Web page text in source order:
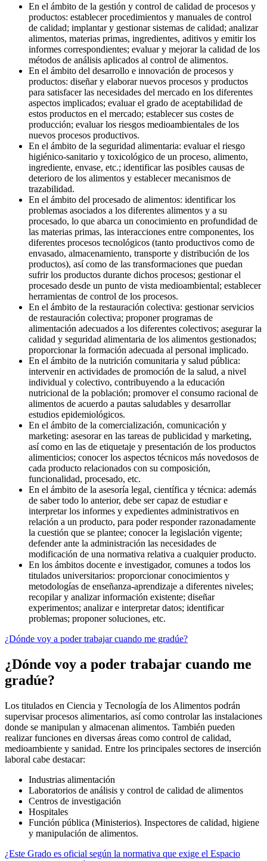
En el ámbito de la gestión y control de calidad de procesos y
productos: establecer procedimientos y manuales de control
de calidad; implantar y gestionar sistemas de calidad; analizar
alimentos, materias primas, ingredientes, aditivos y emitir los
informes correspondientes; evaluar y mejorar la calidad de los
métodos de análisis aplicados al control de alimentos.
En el ámbito del desarrollo e innovación de procesos y
productos: diseñar y elaborar nuevos procesos y productos
para satisfacer las necesidades del mercado en los diferentes
aspectos implicados; evaluar el grado de aceptabilidad de
estos productos en el mercado; establecer sus costes de
producción; evaluar los riesgos medioambientales de los
nuevos procesos productivos.
En el ámbito de la seguridad alimentaria: evaluar el riesgo
higiénico-sanitario y toxicológico de un proceso, alimento,
ingrediente, envase, etc.; identificar las posibles causas de
deterioro de los alimentos y establecer mecanismos de
trazabilidad.
En el ámbito del procesado de alimentos: identificar los
problemas asociados a los diferentes alimentos y a su
procesado, lo que abarca un conocimiento en profundidad de
las materias primas, las interacciones entre componentes, los
diferentes procesos tecnológicos (tanto productivos como de
envasado, almacenamiento, transporte y distribución de los
productos), así como de las transformaciones que puedan
sufrir los productos durante dichos procesos; gestionar el
procesado desde un punto de vista medioambiental; establecer
herramientas de control de los procesos.
En el ámbito de la restauración colectiva: gestionar servicios
de restauración colectiva; proponer programas de
alimentación adecuados a los diferentes colectivos; asegurar la
calidad y seguridad alimentaria de los alimentos gestionados;
proporcionar la formación adecuada al personal implicado.
En el ámbito de la nutrición comunitaria y salud pública:
intervenir en actividades de promoción de la salud, a nivel
individual y colectivo, contribuyendo a la educación
nutricional de la población; promover el consumo racional de
alimentos de acuerdo a pautas saludables y desarrollar
estudios epidemiológicos.
En el ámbito de la comercialización, comunicación y
marketing: asesorar en las tareas de publicidad y marketing,
así como en las de etiquetaje y presentación de los productos
alimenticios; conocer los aspectos técnicos más novedosos de
cada producto relacionados con su composición,
funcionalidad, procesado, etc.
En el ámbito de la asesoría legal, científica y técnica: además
de saber todo lo anterior, debe ser capaz de estudiar e
interpretar los informes y expedientes administrativos en
relación a un producto, para poder responder razonadamente
la cuestión que se plantee; conocer la legislación vigente;
defender ante la administración las necesidades de
modificación de una normativa relativa a cualquier producto.
En los ámbitos docente e investigador, comunes a todos los
titulados universitarios: proporcionar conocimientos y
metodologías de enseñanza-aprendizaje a diferentes niveles;
recopilar y analizar información existente; diseñar
experimentos; analizar e interpretar datos; identificar
problemas; proponer soluciones, etc.
¿Dónde voy a poder trabajar cuando me gradúe?
¿Dónde voy a poder trabajar cuando me
gradúe?
Los titulados en Ciencia y Tecnología de los Alimentos podrán
supervisar procesos alimentarios, así como controlar las instalaciones
donde se manipulan y almacenan alimentos. También pueden
realizar funciones en diversas áreas como control de calidad,
medioambiente y sanidad. Entre los principales sectores de inserción
laboral cabe destacar:
Industrias alimentación
Laboratorios de análisis y control de calidad de alimentos
Centros de investigación
Hospitales
Función pública (Ministerios). Inspectores de calidad, higiene
y manipulación de alimentos.
¿Este Grado es oficial según la normativa que exige el Espacio